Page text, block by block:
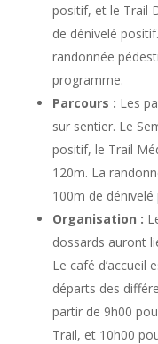
positif, et le Trail
de dénivelé
randonnée
programme.
Parcours : Les
sur sentier. Le
positif, le Trail
120m. La
100m de dénivelé
Organisation :
dossards auront
Le café d’accueil
départs des
partir de 9h00
Trail, et 10h00